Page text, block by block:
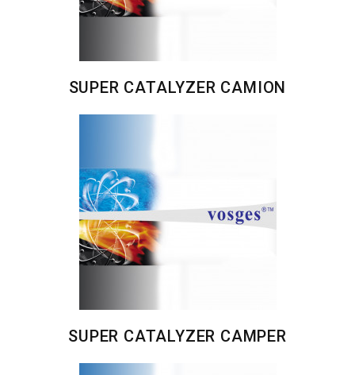
SUPER CATALYZER CAMION
SUPER CATALYZER CAMPER